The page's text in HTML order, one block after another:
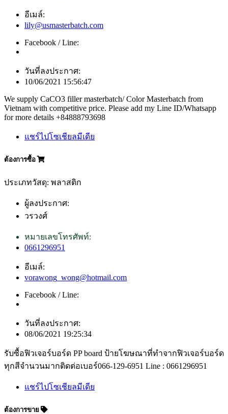
อีเมล์:
lily@usmasterbatch.com
Facebook / Line:
วันที่ลงประกาศ:
10/06/2021 15:56:47
We supply CaCO3 filler masterbatch/ Color Masterbatch from
Vietnam with competitive price. Please add my Line ID/Whatsapp
for more details +84888793698
แชร์ไปโซเชียลมีเดีย
ต้องการซื้อ
ประเภทวัสดุ: พลาสติก
ผู้ลงประกาศ:
วรวงศ์
หมายเลขโทรศัพท์:
0661296951
อีเมล์:
vorawong_wong@hotmail.com
Facebook / Line:
วันที่ลงประกาศ:
08/06/2021 19:25:34
รับซื้อฟิวเจอร์บอร์ด PP board ป้ายโฆษณาที่ทำจากฟิวเจอร์บอร์ด
ทุกสีจำนวนมากติดต่อเบอร์066-129-6951 Line : 0661296951
แชร์ไปโซเชียลมีเดีย
ต้องการขาย